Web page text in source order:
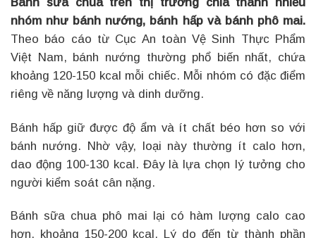
nhóm như bánh nướng, bánh hấp và bánh phô mai.
Theo báo cáo từ Cục An toàn Vệ Sinh Thực Phẩm
Việt Nam, bánh nướng thường phổ biến nhất, chứa
khoảng 120-150 kcal mỗi chiếc. Mỗi nhóm có đặc điểm
riêng về năng lượng và dinh dưỡng.
Bánh hấp giữ được độ ẩm và ít chất béo hơn so với
bánh nướng. Nhờ vậy, loại này thường ít calo hơn,
dao động 100-130 kcal. Đây là lựa chọn lý tưởng cho
người kiểm soát cân nặng.
Bánh sữa chua phô mai lại có hàm lượng calo cao
hơn, khoảng 150-200 kcal. Lý do đến từ thành phần